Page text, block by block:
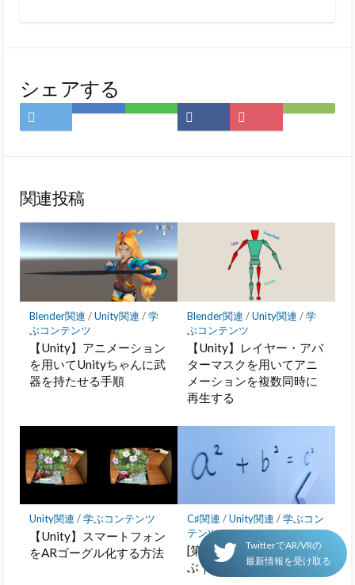
シェアする
Twitter
で
は
ク
マ
ク
に
LINE
Facebook
で
Pocket
に
Feedly
関連投稿
Blender関連 /Unity関連 /学
ぶコンテンツ
【Unity】アニメーション
を用いてUnityちゃんに武
器を持たせる手順
Blender関連 /Unity関連 /学
ぶコンテンツ
【Unity】レイヤー・アバ
ターマスクを用いてアニ
メーションを複数同時に
再生する
Unity関連 /学ぶコンテンツ
【Unity】スマートフォン
をARゴーグル化する方法
C♯関連 /Unity関連 /学ぶコン
テンツ
[第4回] 変数の使い方を学
ぶ｜Unityで学ぶC#入門
TwitterでAR/VRの
最新情報を受け取る